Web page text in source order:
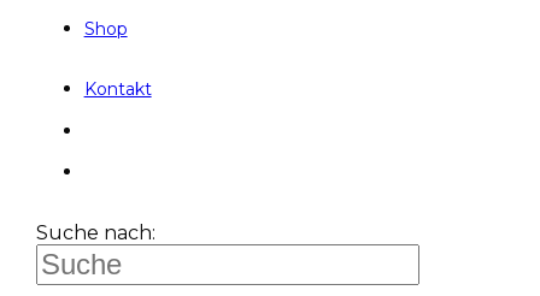
Shop
Kontakt
Suche nach: